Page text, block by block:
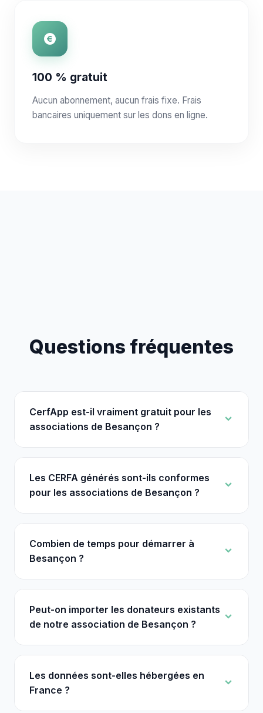
100 % gratuit
Aucun abonnement, aucun frais fixe. Frais
bancaires uniquement sur les dons en ligne.
Questions fréquentes
CerfApp est-il vraiment gratuit pour les
associations de Besançon ?
Les CERFA générés sont-ils conformes
pour les associations de Besançon ?
Combien de temps pour démarrer à
Besançon ?
Peut-on importer les donateurs existants
de notre association de Besançon ?
Les données sont-elles hébergées en
France ?